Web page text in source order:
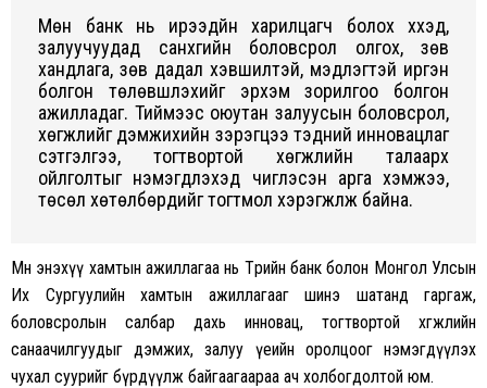
Мөн банк нь ирээдүйн харилцагч болох хүүхэд,
залуучуудад санхүүгийн боловсрол олгох, зөв
хандлага, зөв дадал хэвшилтэй, мэдлэгтэй иргэн
болгон төлөвшүүлэхийг эрхэм зорилгоо болгон
ажилладаг. Тиймээс оюутан залуусын боловсрол,
хөгжлийг дэмжихийн зэрэгцээ тэдний инновацлаг
сэтгэлгээ, тогтвортой хөгжлийн талаарх
ойлголтыг нэмэгдүүлэхэд чиглэсэн арга хэмжээ,
төсөл хөтөлбөрүүдийг тогтмол хэрэгжүүлж байна.
Мөн энэхүү хамтын ажиллагаа нь Төрийн банк болон Монгол Улсын
Их Сургуулийн хамтын ажиллагааг шинэ шатанд гаргаж,
боловсролын салбар дахь инновац, тогтвортой хөгжлийн
санаачилгуудыг дэмжих, залуу үеийн оролцоог нэмэгдүүлэх
чухал суурийг бүрдүүлж байгаагаараа ач холбогдолтой юм.